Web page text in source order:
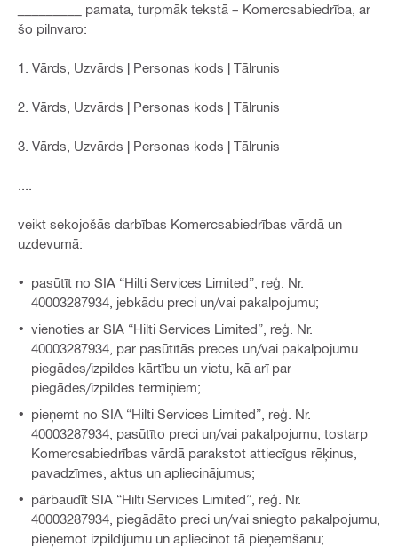
_________ pamata, turpmāk tekstā – Komercsabiedrība, ar
šo pilnvaro:
1. Vārds, Uzvārds | Personas kods | Tālrunis
2. Vārds, Uzvārds | Personas kods | Tālrunis
3. Vārds, Uzvārds | Personas kods | Tālrunis
veikt sekojošās darbības Komercsabiedrības vārdā un
uzdevumā:
pasūtīt no SIA “Hilti Services Limited”, reģ. Nr.
40003287934, jebkādu preci un/vai pakalpojumu;
vienoties ar SIA “Hilti Services Limited”, reģ. Nr.
40003287934, par pasūtītās preces un/vai pakalpojumu
piegādes/izpildes kārtību un vietu, kā arī par
piegādes/izpildes termiņiem;
pieņemt no SIA “Hilti Services Limited”, reģ. Nr.
40003287934, pasūtīto preci un/vai pakalpojumu, tostarp
Komercsabiedrības vārdā parakstot attiecīgus rēķinus,
pavadzīmes, aktus un apliecinājumus;
pārbaudīt SIA “Hilti Services Limited”, reģ. Nr.
40003287934, piegādāto preci un/vai sniegto pakalpojumu,
pieņemot izpildījumu un apliecinot tā pieņemšanu;